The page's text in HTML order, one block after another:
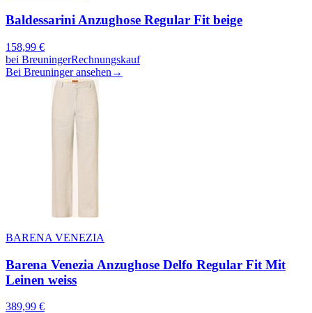
Baldessarini Anzughose Regular Fit beige
158,99 €
bei BreuningerRechnungskauf
Bei Breuninger ansehen →
BARENA VENEZIA
Barena Venezia Anzughose Delfo Regular Fit Mit
Leinen weiss
389,99 €